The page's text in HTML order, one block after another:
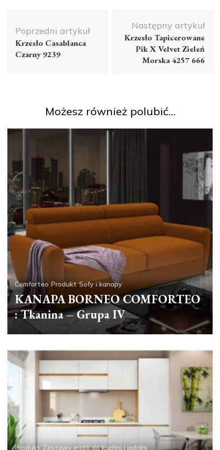
wpisu
Poprzedni artykuł
Krzesło Casablanca
Czarny 9239
Następny artykuł
Krzesło Tapicerowane
Pik X Velvet Zieleń
Morska 4257 666
Możesz również polubić…
Comforteo Produkt Sofy i kanapy
KANAPA BORNEO COMFORTEO
: Tkanina – Grupa IV
Produkt Zestawy mebli do kuchni i jadalni